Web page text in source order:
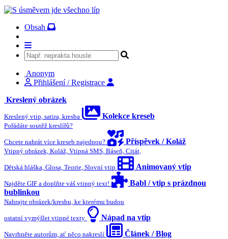
Obsah
Anonym
Přihlášení / Registrace
Kreslený obrázek
Kreslený vtip, satira, kresba Kolekce kreseb
Pořádáte soutěž kreslířů?
Chcete nahrát více kreseb najednou? Příspěvek / Koláž
Vtipný obrázek, Koláž, Vtipná SMS, Báseň, Citát,
Dětská hláška, Glosa, Teorie, Slovní vtip Animovaný vtip
Najděte GIF a doplňte váš vtipný text!
Babl / vtip s prázdnou
bublinkou
Nahrajte obrázek/kresbu, ke kterému budou
ostatní vymýšlet vtipné texty Nápad na vtip
Navrhněte autorům, ať něco nakreslí Článek / Blog